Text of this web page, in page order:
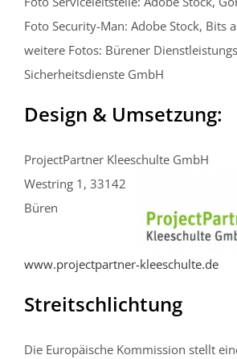
Foto Security-Man: Adobe Stock, Bits
weitere Fotos: Bürener
Sicherheitsdienste GmbH
Design & Umsetzung:
ProjectPartner Kleeschulte GmbH
Westring 1, 33142
Büren
www.projectpartner-kleeschulte.de
Streitschlichtung
Die Europäische Kommission stellt